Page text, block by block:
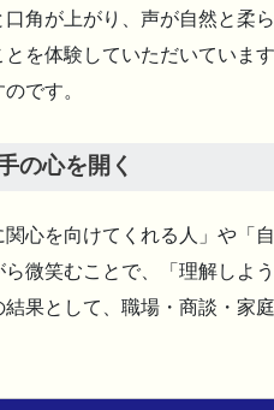
口角が上がり、声が自然と柔
とを体験していただいていま
です。
の心を開く
関心を向けてくれる人」や「
ら微笑むことで、「理解しよ
結果として、職場・商談・家